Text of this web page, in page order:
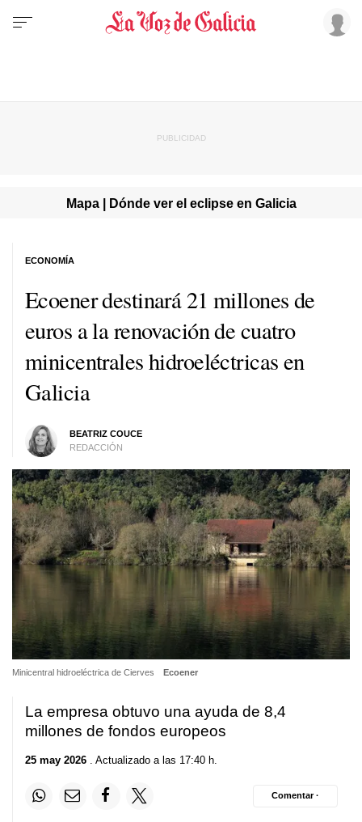
Mapa | Dónde ver el eclipse en Galicia
Ecoener destinará 21 millones de
euros a la renovación de cuatro
minicentrales hidroeléctricas en
Galicia
BEATRIZ COUCE
REDACCIÓN
ECONOMÍA
Minicentral hidroeléctrica de Cierves Ecoener
La empresa obtuvo una ayuda de 8,4
millones de fondos europeos
25 may 2026 . Actualizado a las 17:40 h.
Comentar ·